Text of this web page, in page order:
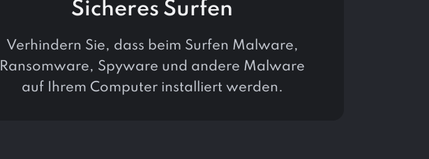
Sicheres Surfen
Verhindern Sie, dass beim Surfen Malware,
Ransomware, Spyware und andere Malware
auf Ihrem Computer installiert werden.